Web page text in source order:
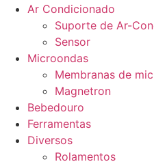
Ar Condicionado
Suporte de Ar-
Sensor
Microondas
Membranas de
Magnetron
Bebedouro
Ferramentas
Diversos
Rolamentos